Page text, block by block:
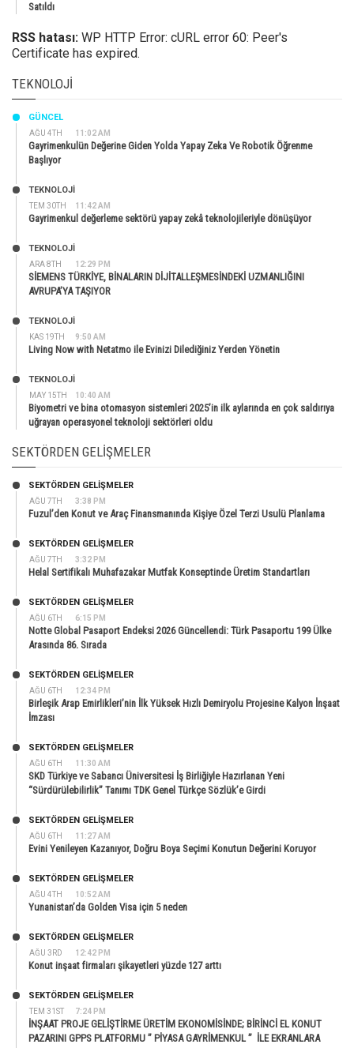
Satıldı
RSS hatası: WP HTTP Error: cURL error 60: Peer's
Certificate has expired.
TEKNOLOJI
AĞU 4TH 11:02 AM
GÜNCEL
Gayrimenkulün Değerine Giden Yolda Yapay Zeka Ve Robotik Öğrenme
Başlıyor
TEM 30TH 11:42 AM
TEKNOLOJİ
Gayrimenkul değerleme sektörü yapay zekâ teknolojileriyle dönüşüyor
ARA 8TH 12:29 PM
TEKNOLOJİ
SİEMENS TÜRKİYE, BİNALARIN DİJİTALLEŞMESİNDEKİ UZMANLIĞINI
AVRUPA’YA TAŞIYOR
KAS 19TH 9:50 AM
TEKNOLOJİ
Living Now with Netatmo ile Evinizi Dilediğiniz Yerden Yönetin
MAY 15TH 10:40 AM
TEKNOLOJİ
Biyometri ve bina otomasyon sistemleri 2025’in ilk aylarında en çok saldırıya
uğrayan operasyonel teknoloji sektörleri oldu
SEKTÖRDEN GELIŞMELER
AĞU 7TH 3:38 PM
SEKTÖRDEN GELIŞMELER
Fuzul’den Konut ve Araç Finansmanında Kişiye Özel Terzi Usulü Planlama
AĞU 7TH 3:32 PM
SEKTÖRDEN GELIŞMELER
Helal Sertifikalı Muhafazakar Mutfak Konseptinde Üretim Standartları
AĞU 6TH 6:15 PM
SEKTÖRDEN GELIŞMELER
Notte Global Pasaport Endeksi 2026 Güncellendi: Türk Pasaportu 199 Ülke
Arasında 86. Sırada
AĞU 6TH 12:34 PM
SEKTÖRDEN GELIŞMELER
Birleşik Arap Emirlikleri’nin İlk Yüksek Hızlı Demiryolu Projesine Kalyon İnşaat
İmzası
AĞU 6TH 11:30 AM
SEKTÖRDEN GELIŞMELER
SKD Türkiye ve Sabancı Üniversitesi İş Birliğiyle Hazırlanan Yeni
“Sürdürülebilirlik” Tanımı TDK Genel Türkçe Sözlük’e Girdi
AĞU 6TH 11:27 AM
SEKTÖRDEN GELIŞMELER
Evini Yenileyen Kazanıyor, Doğru Boya Seçimi Konutun Değerini Koruyor
AĞU 4TH 10:52 AM
SEKTÖRDEN GELIŞMELER
Yunanistan’da Golden Visa için 5 neden
AĞU 3RD 12:42 PM
SEKTÖRDEN GELIŞMELER
Konut inşaat firmaları şikayetleri yüzde 127 arttı
TEM 31ST 7:24 PM
SEKTÖRDEN GELIŞMELER
İNŞAAT PROJE GELİŞTİRME ÜRETİM EKONOMİSİNDE; BİRİNCİ EL KONUT
PAZARINI GPPS PLATFORMU ” PİYASA GAYRİMENKUL ” İLE EKRANLARA